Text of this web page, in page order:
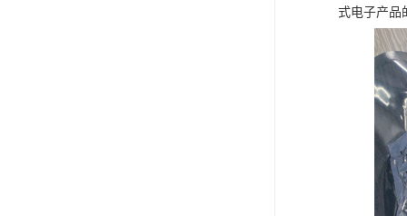
式电子产品